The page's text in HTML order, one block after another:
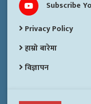
Subscribe
Privacy Policy
हाम्रो बारेमा
विज्ञापन